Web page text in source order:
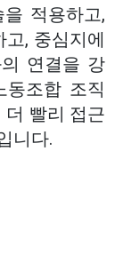
적용하고,
, 중심지에
연결을 강
동조합 조직
더 빨리 접근
니다.